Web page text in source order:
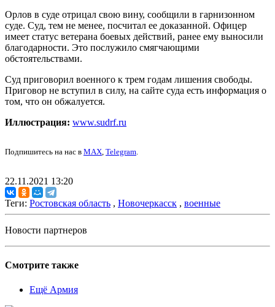
Орлов в суде отрицал свою вину, сообщили в гарнизонном
суде. Суд, тем не менее, посчитал ее доказанной. Офицер
имеет статус ветерана боевых действий, ранее ему выносили
благодарности. Это послужило смягчающими
обстоятельствами.
Суд приговорил военного к трем годам лишения свободы.
Приговор не вступил в силу, на сайте суда есть информация о
том, что он обжалуется.
Иллюстрация: www.sudrf.ru
Подпишитесь на нас в MAX, Telegram.
22.11.2021 13:20
Теги: Ростовская область , Новочеркасск , военные
Новости партнеров
Смотрите также
Ещё Армия